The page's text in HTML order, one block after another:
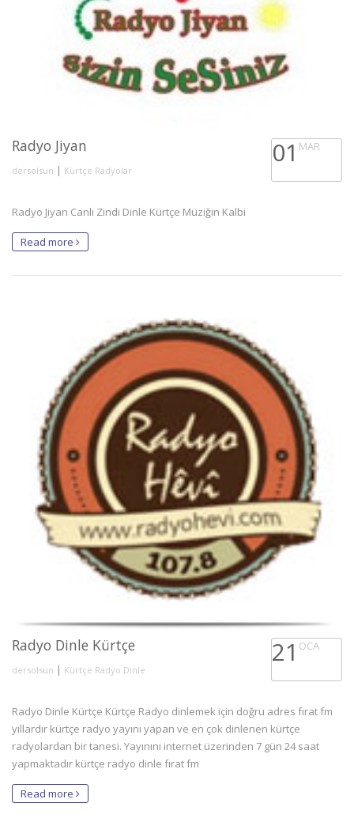
Radyo Jiyan
dersolsun | Kürtçe Radyolar
01 MAR
Radyo Jiyan Canlı Zindi Dinle Kürtçe Müziğin Kalbi
Read more
Radyo Dinle Kürtçe
dersolsun | Kürtçe Radyo Dinle
21 OCA
Radyo Dinle Kürtçe Kürtçe Radyo dinlemek için doğru adres fırat fm
yıllardır kürtçe radyo yayını yapan ve en çok dinlenen kürtçe
radyolardan bir tanesi. Yayınını internet üzerinden 7 gün 24 saat
yapmaktadır kürtçe radyo dinle fırat fm
Read more